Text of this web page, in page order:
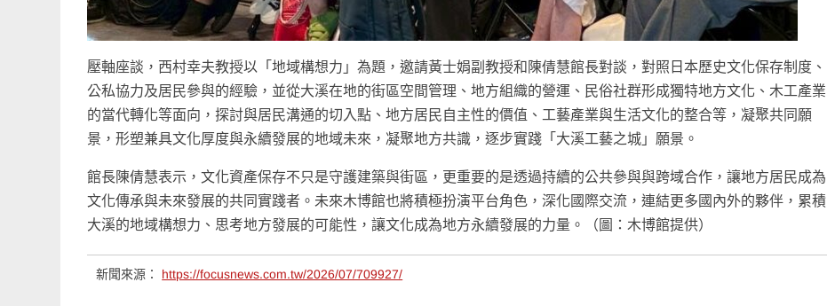
壓軸座談，西村幸夫教授以「地域構想力」為題，邀請黃士娟副教授和陳倩慧館長對談，對照日本歷史文化保存制度、
公私協力及居民參與的經驗，並從大溪在地的街區空間管理、地方組織的營運、民俗社群形成獨特地方文化、木工產業
的當代轉化等面向，探討與居民溝通的切入點、地方居民自主性的價值、工藝產業與生活文化的整合等，凝聚共同願
景，形塑兼具文化厚度與永續發展的地域未來，凝聚地方共識，逐步實踐「大溪工藝之城」願景。
館長陳倩慧表示，文化資產保存不只是守護建築與街區，更重要的是透過持續的公共參與與跨域合作，讓地方居民成為
文化傳承與未來發展的共同實踐者。未來木博館也將積極扮演平台角色，深化國際交流，連結更多國內外的夥伴，累積
大溪的地域構想力、思考地方發展的可能性，讓文化成為地方永續發展的力量。（圖：木博館提供）
新聞來源： https://focusnews.com.tw/2026/07/709927/